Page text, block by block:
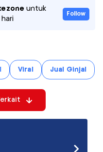
untuk
Follow
Viral Jual Ginjal